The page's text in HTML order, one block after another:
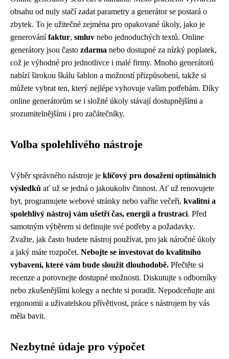
obsahu od nuly stačí zadat parametry a generátor se postará o
zbytek. To je užitečné zejména pro opakované úkoly, jako je
generovánífaktur, smluv nebo jednoduchých textů. Online
generátory jsou často zdarma nebo dostupné za nízký poplatek,
což je výhodné pro jednotlivce i malé firmy. Mnoho generátorů
nabízí širokou škálu šablon a možností přizpůsobení, takže si
můžete vybrat ten, který nejlépe vyhovuje vašim potřebám. Díky
online generátorům se i složité úkoly stávají dostupnějšími a
srozumitelnějšími i pro začátečníky.
Volba spolehlivého nástroje
Výběr správného nástroje je klíčový pro dosažení optimálních
výsledků ať už se jedná o jakoukoliv činnost. Ať už renovujete
byt, programujete webové stránky nebo vaříte večeři, kvalitní a
spolehlivý nástroj vám ušetří čas, energii a frustraci. Před
samotným výběrem si definujte své potřeby a požadavky.
Zvažte, jak často budete nástroj používat, pro jak náročné úkoly
a jaký máte rozpočet. Nebojte se investovat do kvalitního
vybavení, které vám bude sloužit dlouhodobě. Přečtěte si
recenze a porovnejte dostupné možnosti. Diskutujte s odborníky
nebo zkušenějšími kolegy a nechte si poradit. Nepodceňujte ani
ergonomii a uživatelskou přívětivost, práce s nástrojem by vás
měla bavit.
Nezbytné údaje pro výpočet